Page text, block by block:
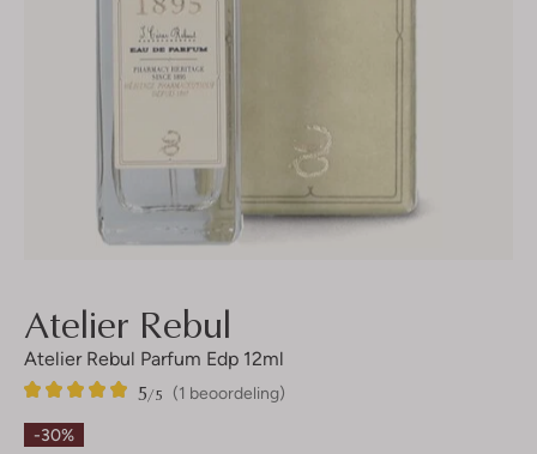
Atelier Rebul
Atelier Rebul Parfum Edp 12ml
(1 beoordeling)
5/5
1
5
Sterren
-30%